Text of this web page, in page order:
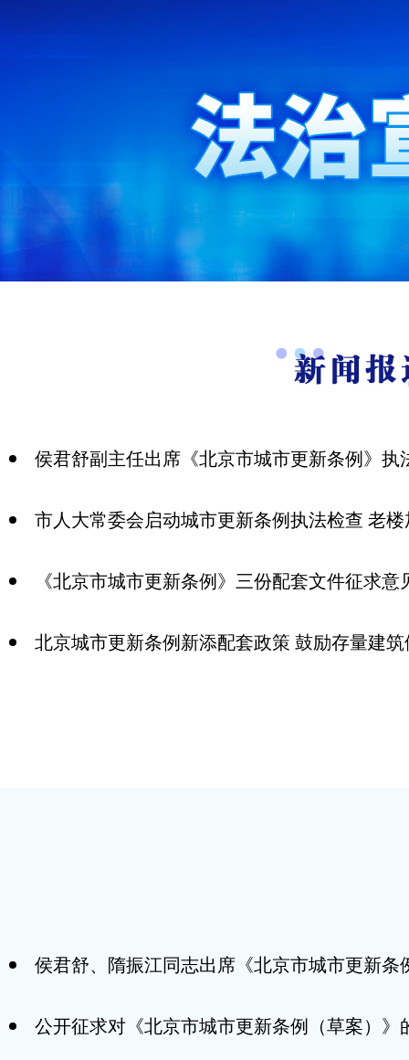
侯君舒副主任出席《北京市城市更新条例》执
市人大常委会启动城市更新条例执法检查 老
《北京市城市更新条例》三份配套文件征求意
北京城市更新条例新添配套政策 鼓励存量建
侯君舒、隋振江同志出席《北京市城市更新条
公开征求对《北京市城市更新条例（草案）》